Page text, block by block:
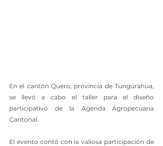
En el cantón Quero, provincia de Tungurahua,
se llevó a cabo el taller para el diseño
participativo de la Agenda Agropecuaria
Cantonal.
El evento contó con la valiosa participación de